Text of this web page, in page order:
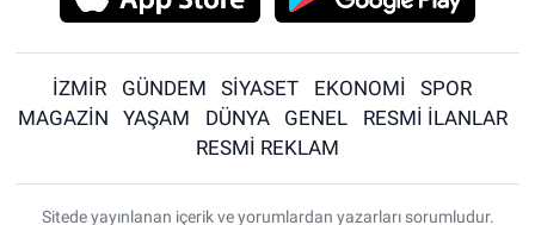
İZMİR GÜNDEM SİYASET EKONOMİ
SPOR
MAGAZİN
YAŞAM DÜNYA GENEL
RESMİ İLANLAR
RESMİ REKLAM
Sitede yayınlanan içerik ve yorumlardan yazarları sorumludur.